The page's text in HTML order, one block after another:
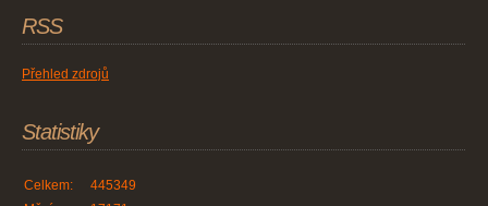
RSS
Přehled zdrojů
Statistiky
Celkem:
445349